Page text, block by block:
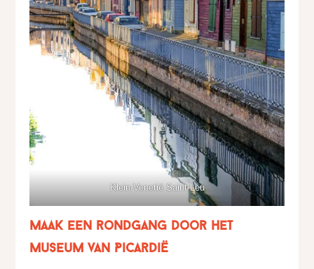
Klein-Venetië Saint-Leu
maak een rondgang door het
Museum van Picardië